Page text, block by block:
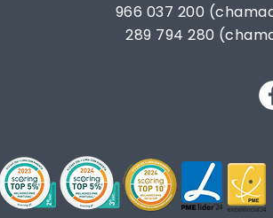
966 037 200
289 794 280